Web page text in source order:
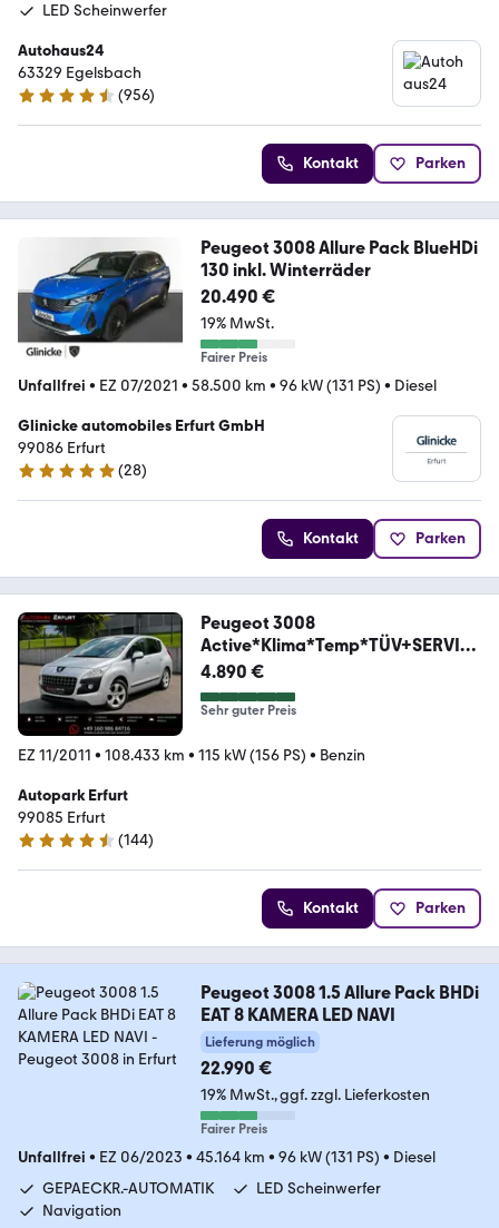
LED Scheinwerfer
Autohaus24
63329 Egelsbach
4.3 Sterne
(956)
Kontakt Parken
Peugeot 3008 Allure Pack BlueHDi
130 inkl. Winterräder
20.490 €
19% MwSt.
Fairer Preis
Unfallfrei • EZ 07/2021 • 58.500 km • 96 kW (131 PS) • Diesel
Glinicke automobiles Erfurt GmbH
99086 Erfurt
4.8 Sterne
(28)
Kontakt Parken
Peugeot 3008
Active*Klima*Temp*TÜV+SERVIC
E+GARANTIE
4.890 €
Sehr guter Preis
EZ 11/2011 • 108.433 km • 115 kW (156 PS) • Benzin
Autopark Erfurt
99085 Erfurt
4.7 Sterne
(144)
Kontakt Parken
Peugeot 3008 1.5 Allure Pack BHDi
EAT 8 KAMERA LED NAVI
Lieferung möglich
22.990 €
19% MwSt. ggf. zzgl. Lieferkosten
Fairer Preis
Unfallfrei • EZ 06/2023 • 45.164 km • 96 kW (131 PS) • Diesel
GEPAECKR.-AUTOMATIK
LED Scheinwerfer
Navigation